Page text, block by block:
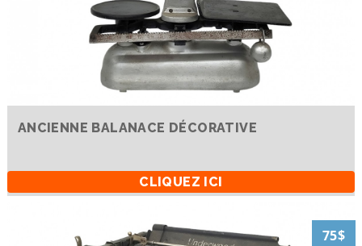
ANCIENNE BALANACE DÉCORATIVE
CLIQUEZ ICI
75$